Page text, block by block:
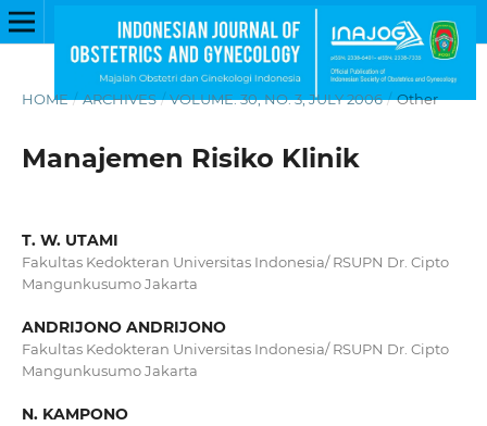
HOME / ARCHIVES / VOLUME. 30, NO. 3, JULY 2006 / Other
Manajemen Risiko Klinik
T. W. UTAMI
Fakultas Kedokteran Universitas Indonesia/ RSUPN Dr. Cipto
Mangunkusumo Jakarta
ANDRIJONO ANDRIJONO
Fakultas Kedokteran Universitas Indonesia/ RSUPN Dr. Cipto
Mangunkusumo Jakarta
N. KAMPONO